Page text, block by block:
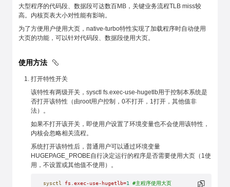
大型程序的代码段、数据段可达数百MB，关键业务流程TLB miss较
高。内核页表大小对性能有影响。
为了方便用户使用大页，native-turbo特性实现了加载程序时自动使用
大页的功能，可以针对代码段、数据段使用大页。
使用方法
打开特性开关
该特性有两级开关，sysctl fs.exec-use-hugetlb用于控制本系统是
否打开该特性（由root用户控制，0不打开，1打开，其他值非
法）。
如果不打开该开关，即使用户设置了环境变量也不会使用该特性，
内核会忽略相关流程。
系统打开该特性后，普通用户可以通过环境变量
HUGEPAGE_PROBE自行决定运行的程序是否需要使用大页（1使
用，不设置或其他值不使用）。
sysctl fs.exec-use-hugetlb=1
#主程序使用大页